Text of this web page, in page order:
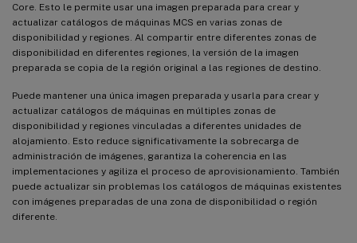
Core. Esto le permite usar una imagen preparada para crear y
actualizar catálogos de máquinas MCS en varias zonas de
disponibilidad y regiones. Al compartir entre diferentes zonas de
disponibilidad en diferentes regiones, la versión de la imagen
preparada se copia de la región original a las regiones de destino.
Puede mantener una única imagen preparada y usarla para crear y
actualizar catálogos de máquinas en múltiples zonas de
disponibilidad y regiones vinculadas a diferentes unidades de
alojamiento. Esto reduce significativamente la sobrecarga de
administración de imágenes, garantiza la coherencia en las
implementaciones y agiliza el proceso de aprovisionamiento. También
puede actualizar sin problemas los catálogos de máquinas existentes
con imágenes preparadas de una zona de disponibilidad o región
diferente.